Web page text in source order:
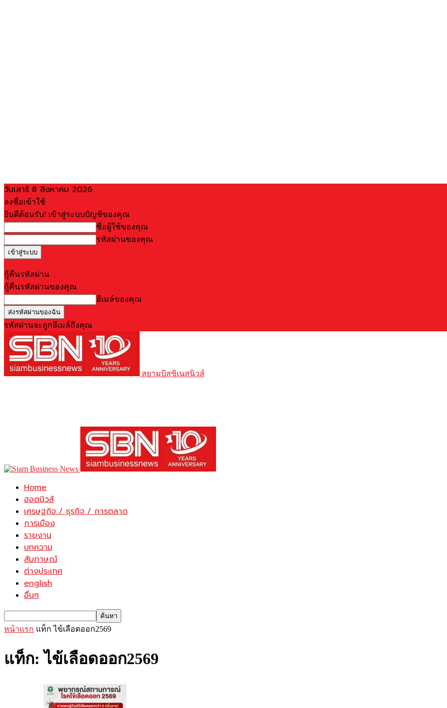
วันเสาร์ 8 สิงหาคม 2026
ลงชื่อเข้าใช้
ยินดีต้อนรับ! เข้าสู่ระบบบัญชีของคุณ
ชื่อผู้ใช้ของคุณ
รหัสผ่านของคุณ
กู้คืนรหัสผ่าน
กู้คืนรหัสผ่านของคุณ
อีเมล์ของคุณ
รหัสผ่านจะถูกอีเมล์ถึงคุณ
สยามบิสซิเนสนิวส์
Home
ฮอตนิวส์
เศรษฐกิจ / ธุรกิจ / การตลาด
การเมือง
รายงาน
บทความ
สัมภาษณ์
ต่างประเทศ
english
อื่นๆ
หน้าแรก แท็ก ไข้เลือดออก2569
แท็ก: ไข้เลือดออก2569